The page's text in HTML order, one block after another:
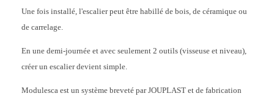
Une fois installé, l'escalier peut être habillé de bois, de céramique ou
de carrelage.
En une demi-journée et avec seulement 2 outils (visseuse et niveau),
créer un escalier devient simple.
Modulesca est un système breveté par JOUPLAST et de fabrication